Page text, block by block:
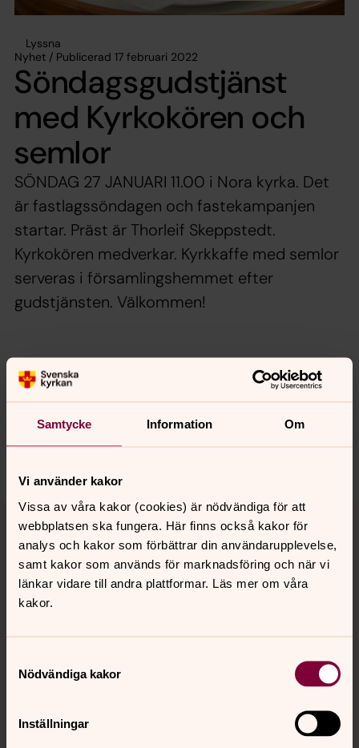
Samtycke Information Om
Vi använder kakor
Vissa av våra kakor (cookies) är nödvändiga för att
webbplatsen ska fungera. Här finns också kakor för
analys och kakor som förbättrar din användarupplevelse,
samt kakor som används för marknadsföring och när vi
länkar vidare till andra plattformar. Läs mer om våra
kakor.
Nödvändiga kakor
Inställningar
Lyssna
Nyhet / Publicerad 17 februari 2022
Söndagsgudstjänst
med Kyrkokören och
semlor
SÖNDAG 27 JANUARI 11.00 i Nora kyrka. Det
är fastlagssöndagen och fastekampanjen
startar. Präst är Thorleif Skeppstedt.
Kyrkokören medverkar. Kyrkkaffe med semlor
serveras i församlingshemmet efter
gudstjänsten. Välkommen!
Synpunkter eller frågor på sidans
innehåll?
nora.tarnsjo.forsamling@svenskakyrkan.se
Tillbaka till toppen
Tillbaka till innehållet
Kontakt